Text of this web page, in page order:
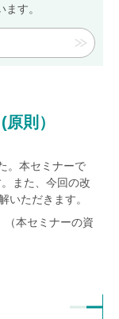
す。
則）
。本セミナーで
また、今回の改
いただきます。
本セミナーの資